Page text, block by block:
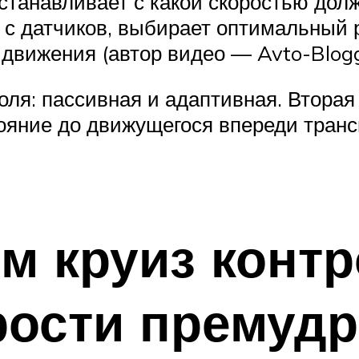
датчиков, выбирает оптимальный
(автор видео — Avto-
пассивная и адаптивная.
до движущегося впереди
круиз